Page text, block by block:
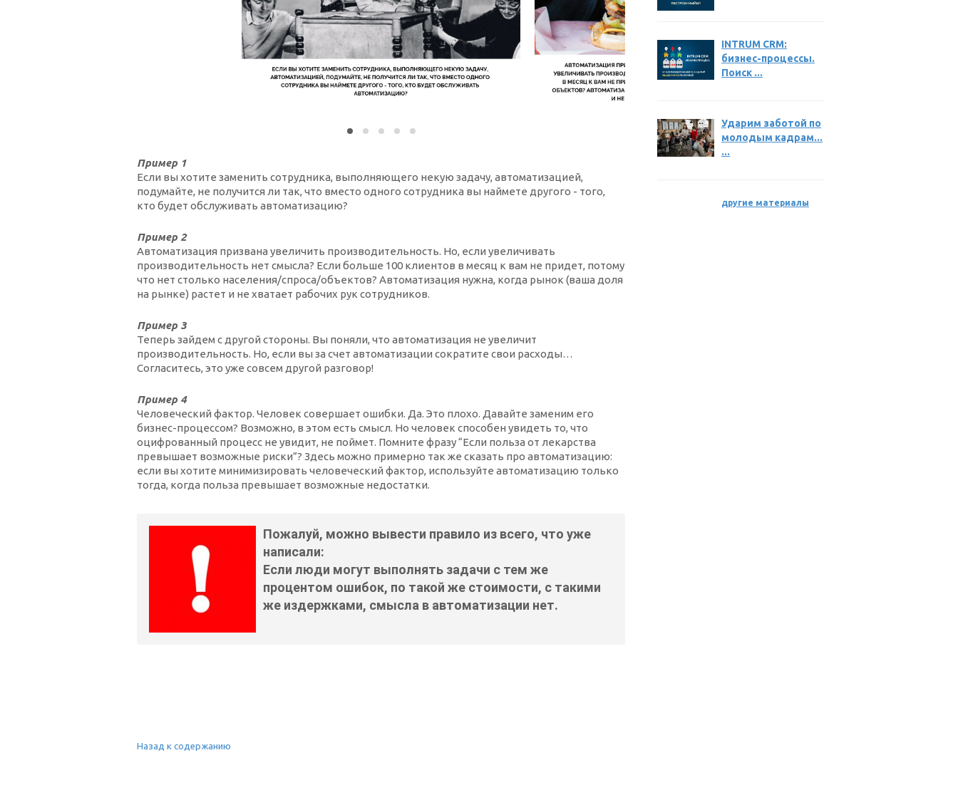
Пример 1
Если вы хотите заменить сотрудника, выполняющего некую задачу, автоматизацией,
подумайте, не получится ли так, что вместо одного сотрудника вы наймете другого - того,
кто будет обслуживать автоматизацию?
Пример 2
Автоматизация призвана увеличить производительность. Но, если увеличивать
производительность нет смысла? Если больше 100 клиентов в месяц к вам не придет, потому
что нет столько населения/спроса/объектов? Автоматизация нужна, когда рынок (ваша доля
на рынке) растет и не хватает рабочих рук сотрудников.
Пример 3
Теперь зайдем с другой стороны. Вы поняли, что автоматизация не увеличит
производительность. Но, если вы за счет автоматизации сократите свои расходы…
Согласитесь, это уже совсем другой разговор!
Пример 4
Человеческий фактор. Человек совершает ошибки. Да. Это плохо. Давайте заменим его
бизнес-процессом? Возможно, в этом есть смысл. Но человек способен увидеть то, что
оцифрованный процесс не увидит, не поймет. Помните фразу “Если польза от лекарства
превышает возможные риски”? Здесь можно примерно так же сказать про автоматизацию:
если вы хотите минимизировать человеческий фактор, используйте автоматизацию только
тогда, когда польза превышает возможные недостатки.
Пожалуй, можно вывести правило из всего, что уже
написали:
Если люди могут выполнять задачи с тем же
процентом ошибок, по такой же стоимости, с такими
же издержками, смысла в автоматизации нет.
Назад к содержанию
INTRUM CRM:
бизнес-процессы.
Поиск ...
Ударим заботой по
молодым кадрам...
...
другие материалы